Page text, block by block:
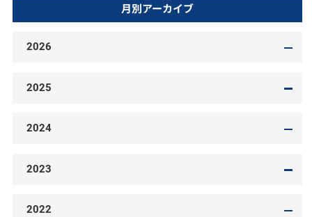
月別アーカイブ
2026
2025
2024
2023
2022